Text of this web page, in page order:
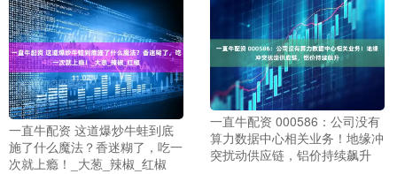
一直牛配资 这道爆炒牛蛙到底
施了什么魔法？香迷糊了，吃一
次就上瘾！_大葱_辣椒_红椒
一直牛配资 000586：公司没有
算力数据中心相关业务！地缘冲
突扰动供应链，铝价持续飙升